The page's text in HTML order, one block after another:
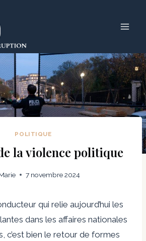
POLITIQUE
la violence politique
7 novembre 2024
qui relie aujourd’hui les
dans les affaires nationales
c’est bien le retour de formes